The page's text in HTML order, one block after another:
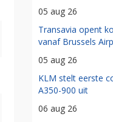
05 aug 26
Transavia opent
vanaf Brussels
05 aug 26
KLM stelt eerste
A350-900 uit
06 aug 26